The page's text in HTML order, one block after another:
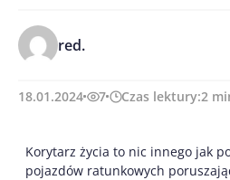
red.
18.01.2024 7 Czas lektury:2
Korytarz życia to nic innego jak
pojazdów ratunkowych